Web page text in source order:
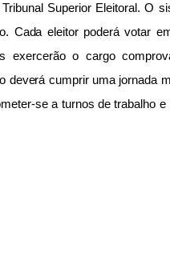
Superior Eleitoral. O
Cada eleitor poderá votar
exercerão o cargo
deverá cumprir uma jornada
se a turnos de trabalho e